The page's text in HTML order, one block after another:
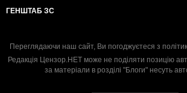
ГЕНШТАБ ЗС
Переглядаючи наш сайт, Ви погоджуєтеся з
Редакція Цензор.НЕТ може не поділяти позицію
за матеріали в розділі "Блоги" несуть